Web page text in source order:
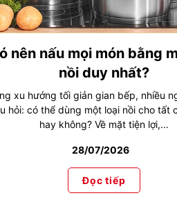
nên nấu mọi món bằng
nồi duy nhất?
xu hướng tối giản gian bếp, nhiều
hỏi: có thể dùng một loại nồi cho tất
hay không? Về mặt tiện lợi,...
28/07/2026
Đọc tiếp